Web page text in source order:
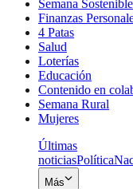
Semana Sostenible
Finanzas
4 Patas
Salud
Loterías
Educación
Contenido en
Semana Rural
Mujeres
Últimas
noticiasPolítica
Más